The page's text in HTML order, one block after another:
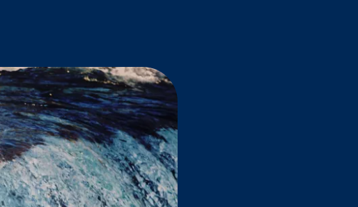
PUBLIC CAMPAIGNS
Environmental Education Week
NEEF x Cumbre Kids
NHL, NBA, and iHeartEarth PSA Campaigns